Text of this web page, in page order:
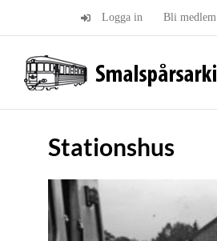
Logga in Bli medlem
Stationshus